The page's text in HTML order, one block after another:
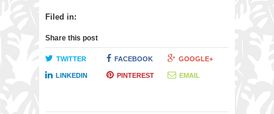
Filed in:
Share this post
TWITTER FACEBOOK GOOGLE+
LINKEDIN PINTEREST EMAIL